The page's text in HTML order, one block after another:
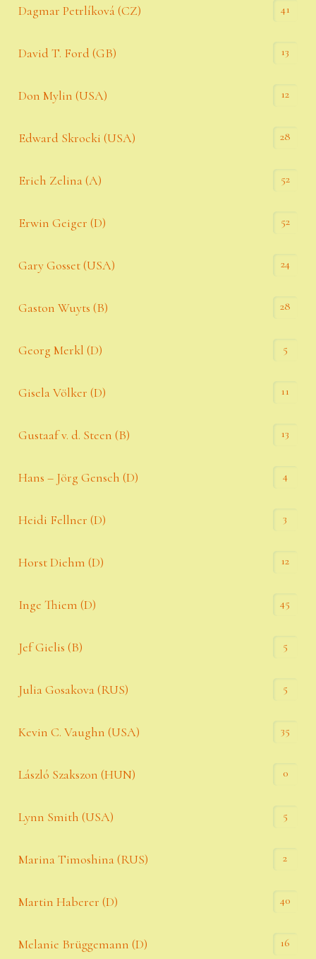
Dagmar Petrlíková (CZ) 41
David T. Ford (GB) 13
Don Mylin (USA) 12
Edward Skrocki (USA) 28
Erich Zelina (A) 52
Erwin Geiger (D) 52
Gary Gosset (USA) 24
Gaston Wuyts (B) 28
Georg Merkl (D) 5
Gisela Völker (D) 11
Gustaaf v. d. Steen (B) 13
Hans – Jörg Gensch (D) 4
Heidi Fellner (D) 3
Horst Diehm (D) 12
Inge Thiem (D) 45
Jef Gielis (B) 5
Julia Gosakova (RUS) 5
Kevin C. Vaughn (USA) 35
László Szakszon (HUN) 0
Lynn Smith (USA) 5
Marina Timoshina (RUS) 2
Martin Haberer (D) 40
Melanie Brüggemann (D) 16